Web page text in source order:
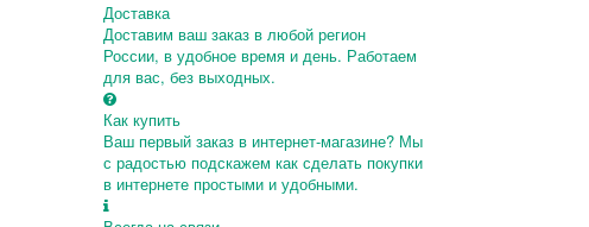
Доставка
Доставим ваш заказ в любой регион
России, в удобное время и день. Работаем
для вас, без выходных.
Как купить
Ваш первый заказ в интернет-магазине? Мы
с радостью подскажем как сделать покупки
в интернете простыми и удобными.